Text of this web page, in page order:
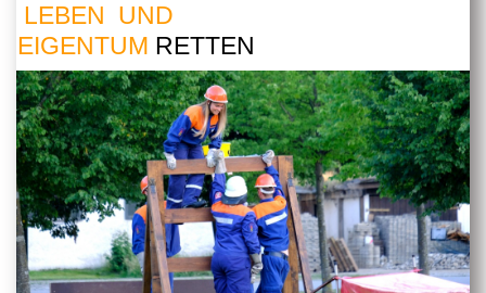
LEBEN UND
EIGENTUM RETTEN